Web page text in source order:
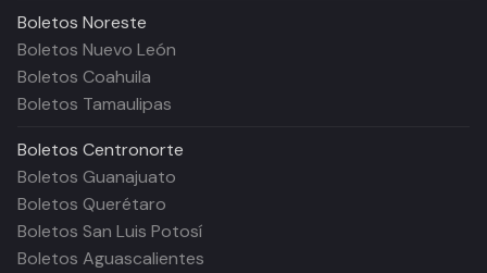
Boletos Noreste
Boletos Nuevo León
Boletos Coahuila
Boletos Tamaulipas
Boletos Centronorte
Boletos Guanajuato
Boletos Querétaro
Boletos San Luis Potosí
Boletos Aguascalientes